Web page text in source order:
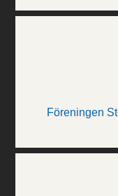
Föreningen